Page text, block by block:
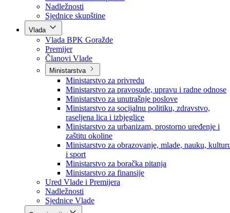
Kolegij skupštine
Skupštinski odbori i komisije
Stručna služba skupštine
Nadležnosti
Sjednice skupštine
Vlada
Vlada BPK Goražde
Premijer
Članovi Vlade
Ministarstva
Ministarstvo za privredu
Ministarstvo za pravosuđe, upravu i radne odnose
Ministarstvo za unutrašnje poslove
Ministarstvo za socijalnu politiku, zdravstvo,
raseljena lica i izbjeglice
Ministarstvo za urbanizam, prostorno uređenje i
zaštitu okoline
Ministarstvo za obrazovanje, mlade, nauku,
i sport
Ministarstvo za boračka pitanja
Ministarstvo za finansije
Ured Vlade i Premijera